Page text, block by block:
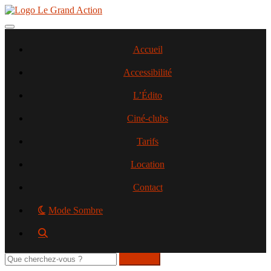
Aller
contenu
Toggle navigation
Accueil
Accessibilité
L’Édito
Ciné-clubs
Tarifs
Location
Contact
Mode Sombre
Rechercher
sur